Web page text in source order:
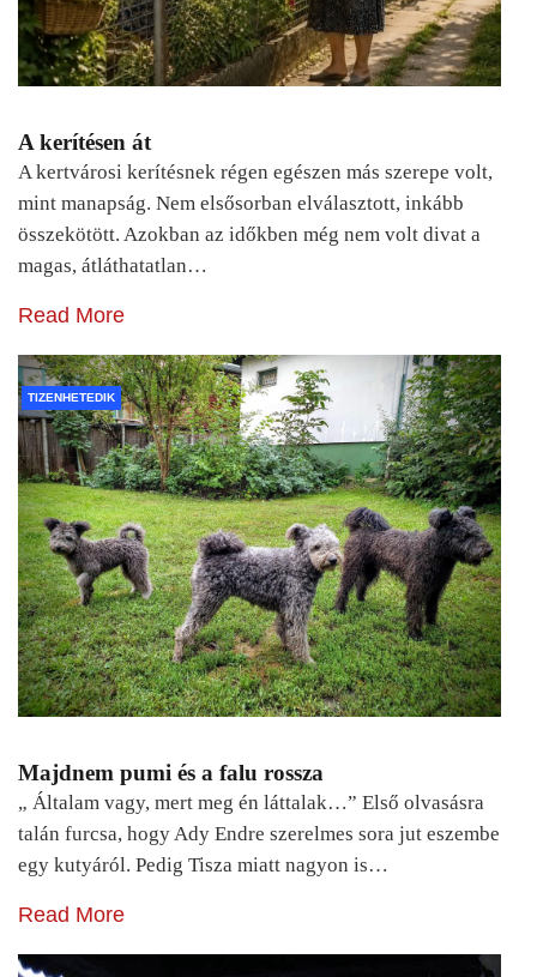
A kerítésen át
A kertvárosi kerítésnek régen egészen más szerepe volt,
mint manapság. Nem elsősorban elválasztott, inkább
összekötött. Azokban az időkben még nem volt divat a
magas, átláthatatlan…
Read More
TIZENHETEDIK
Majdnem pumi és a falu rossza
„ Általam vagy, mert meg én láttalak…” Első olvasásra
talán furcsa, hogy Ady Endre szerelmes sora jut eszembe
egy kutyáról. Pedig Tisza miatt nagyon is…
Read More